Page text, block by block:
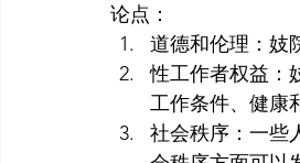
论点：
道德和伦理：妓
性工作者权益：
工作条件、健康
社会秩序：一些